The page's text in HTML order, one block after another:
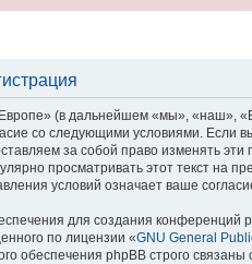
(в дальнейшем «мы», «наш»,
со следующими условиями. Если
за собой право изменять
просматривать этот текст на
условий означает ваше
для создания конференций
по лицензии «GNU General
обеспечения phpBB строго